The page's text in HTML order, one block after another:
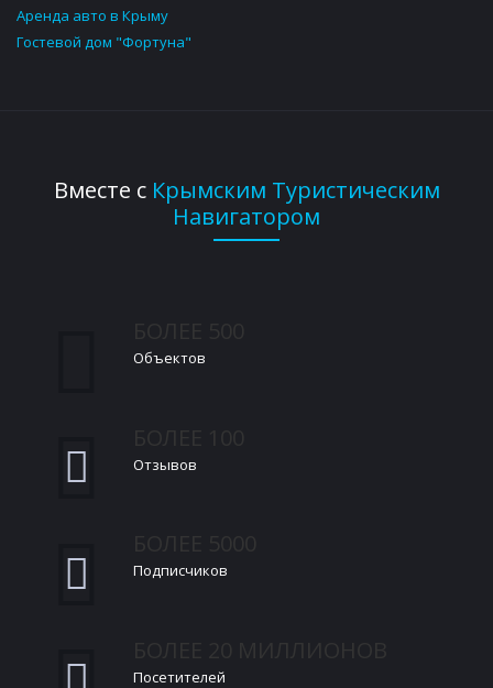
Аренда авто в Крыму
Гостевой дом "Фортуна"
Вместе с Крымским Туристическим
Навигатором
Объектов
Отзывов
Подписчиков
Посетителей